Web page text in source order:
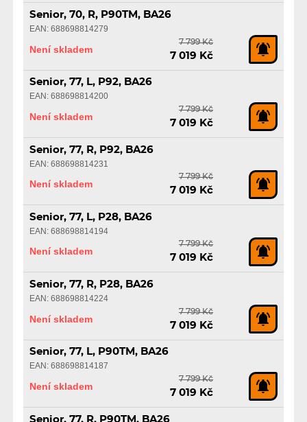
Senior, 70, R, P90TM, BA26
EAN: 688698814279
Není skladem
7 799 Kč
7 019 Kč
Senior, 77, L, P92, BA26
EAN: 688698814200
Není skladem
7 799 Kč
7 019 Kč
Senior, 77, R, P92, BA26
EAN: 688698814231
Není skladem
7 799 Kč
7 019 Kč
Senior, 77, L, P28, BA26
EAN: 688698814194
Není skladem
7 799 Kč
7 019 Kč
Senior, 77, R, P28, BA26
EAN: 688698814224
Není skladem
7 799 Kč
7 019 Kč
Senior, 77, L, P90TM, BA26
EAN: 688698814187
Není skladem
7 799 Kč
7 019 Kč
Senior, 77, R, P90TM, BA26